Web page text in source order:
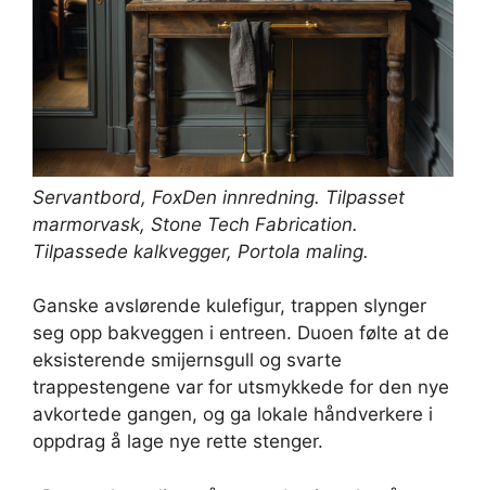
Servantbord, FoxDen innredning. Tilpasset
marmorvask, Stone Tech Fabrication.
Tilpassede kalkvegger, Portola maling.
Ganske avslørende kulefigur, trappen slynger
seg opp bakveggen i entreen. Duoen følte at de
eksisterende smijernsgull og svarte
trappestengene var for utsmykkede for den nye
avkortede gangen, og ga lokale håndverkere i
oppdrag å lage nye rette stenger.